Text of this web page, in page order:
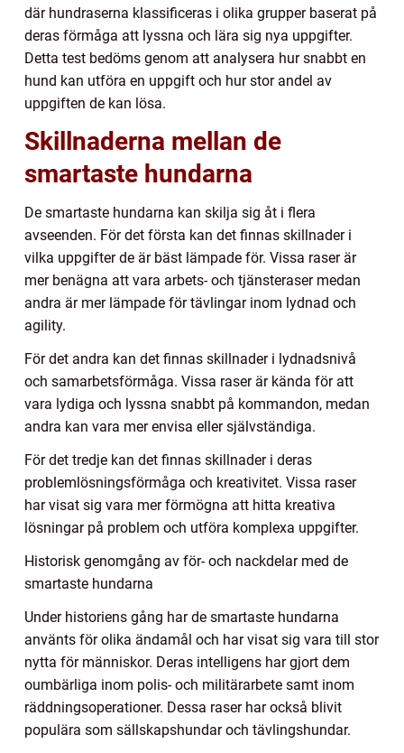
där hundraserna klassificeras i olika grupper baserat på
deras förmåga att lyssna och lära sig nya uppgifter.
Detta test bedöms genom att analysera hur snabbt en
hund kan utföra en uppgift och hur stor andel av
uppgiften de kan lösa.
Skillnaderna mellan de
smartaste hundarna
De smartaste hundarna kan skilja sig åt i flera
avseenden. För det första kan det finnas skillnader i
vilka uppgifter de är bäst lämpade för. Vissa raser är
mer benägna att vara arbets- och tjänsteraser medan
andra är mer lämpade för tävlingar inom lydnad och
agility.
För det andra kan det finnas skillnader i lydnadsnivå
och samarbetsförmåga. Vissa raser är kända för att
vara lydiga och lyssna snabbt på kommandon, medan
andra kan vara mer envisa eller självständiga.
För det tredje kan det finnas skillnader i deras
problemlösningsförmåga och kreativitet. Vissa raser
har visat sig vara mer förmögna att hitta kreativa
lösningar på problem och utföra komplexa uppgifter.
Historisk genomgång av för- och nackdelar med de
smartaste hundarna
Under historiens gång har de smartaste hundarna
använts för olika ändamål och har visat sig vara till stor
nytta för människor. Deras intelligens har gjort dem
oumbärliga inom polis- och militärarbete samt inom
räddningsoperationer. Dessa raser har också blivit
populära som sällskapshundar och tävlingshundar.